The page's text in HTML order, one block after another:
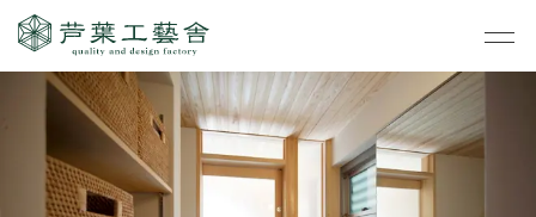
作品集
- すべて
事業案内
・私たちの家づくり
・お知らせ